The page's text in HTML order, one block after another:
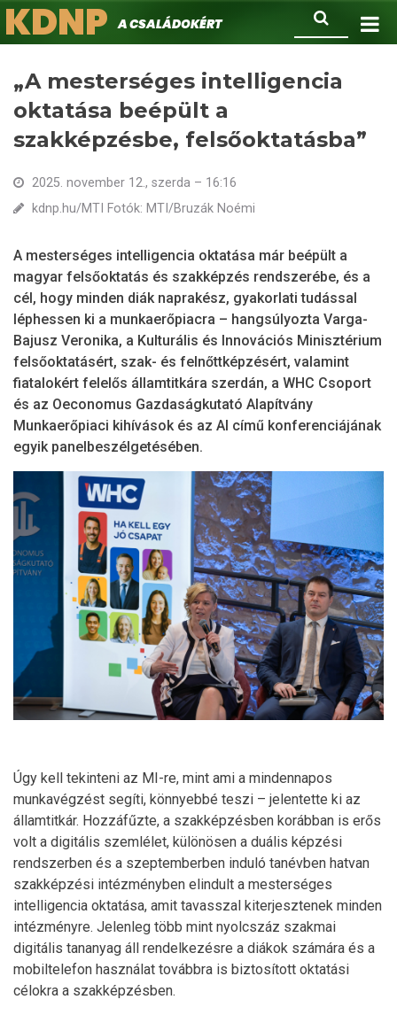
Ugrás
a
Keresés
KDNPA családokért.
„A mesterséges intelligencia
oktatása beépült a
szakképzésbe, felsőoktatásba”
2025. november 12., szerda – 16:16
kdnp.hu/MTI Fotók: MTI/Bruzák Noémi
A mesterséges intelligencia oktatása már beépült a
magyar felsőoktatás és szakképzés rendszerébe, és a
cél, hogy minden diák naprakész, gyakorlati tudással
léphessen ki a munkaerőpiacra – hangsúlyozta Varga-
Bajusz Veronika, a Kulturális és Innovációs Minisztérium
felsőoktatásért, szak- és felnőttképzésért, valamint
fiatalokért felelős államtitkára szerdán, a WHC Csoport
és az Oeconomus Gazdaságkutató Alapítvány
Munkaerőpiaci kihívások és az AI című konferenciájának
egyik panelbeszélgetésében.
Úgy kell tekinteni az MI-re, mint ami a mindennapos
munkavégzést segíti, könnyebbé teszi – jelentette ki az
államtitkár. Hozzáfűzte, a szakképzésben korábban is erős
volt a digitális szemlélet, különösen a duális képzési
rendszerben és a szeptemberben induló tanévben hatvan
szakképzési intézményben elindult a mesterséges
intelligencia oktatása, amit tavasszal kiterjesztenek minden
intézményre. Jelenleg több mint nyolcszáz szakmai
digitális tananyag áll rendelkezésre a diákok számára és a
mobiltelefon használat továbbra is biztosított oktatási
célokra a szakképzésben.